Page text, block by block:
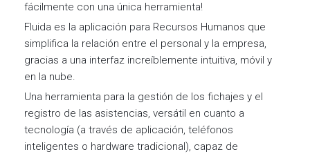
fácilmente con una única herramienta!
Fluida es la aplicación para Recursos Humanos que
simplifica la relación entre el personal y la empresa,
gracias a una interfaz increíblemente intuitiva, móvil y
en la nube.
Una herramienta para la gestión de los fichajes y el
registro de las asistencias, versátil en cuanto a
tecnología (a través de aplicación, teléfonos
inteligentes o hardware tradicional), capaz de